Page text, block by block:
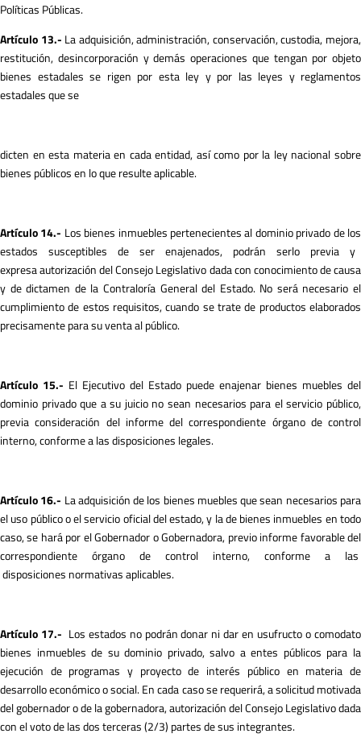
Políticas Públicas.
Artículo 13.- La adquisición, administración, conservación, custodia, mejora,
restitución, desincorporación y demás operaciones que tengan por objeto
bienes estadales se rigen por esta ley y por las leyes y reglamentos
estadales que se
dicten en esta materia en cada entidad, así como por la ley nacional sobre
bienes públicos en lo que resulte aplicable.
Artículo 14.- Los bienes inmuebles pertenecientes al dominio privado de los
estados susceptibles de ser enajenados, podrán serlo previa y
expresa autorización del Consejo Legislativo dada con conocimiento de causa
y de dictamen de la Contraloría General del Estado. No será necesario el
cumplimiento de estos requisitos, cuando se trate de productos elaborados
precisamente para su venta al público.
Artículo 15.- El Ejecutivo del Estado puede enajenar bienes muebles del
dominio privado que a su juicio no sean necesarios para el servicio público,
previa consideración del informe del correspondiente órgano de control
interno, conforme a las disposiciones legales.
Artículo 16.- La adquisición de los bienes muebles que sean necesarios para
el uso público o el servicio oficial del estado, y la de bienes inmuebles en todo
caso, se hará por el Gobernador o Gobernadora, previo informe favorable del
correspondiente órgano de control interno, conforme a las
disposiciones normativas aplicables.
Artículo 17.- Los estados no podrán donar ni dar en usufructo o comodato
bienes inmuebles de su dominio privado, salvo a entes públicos para la
ejecución de programas y proyecto de interés público en materia de
desarrollo económico o social. En cada caso se requerirá, a solicitud motivada
del gobernador o de la gobernadora, autorización del Consejo Legislativo dada
con el voto de las dos terceras (2/3) partes de sus integrantes.